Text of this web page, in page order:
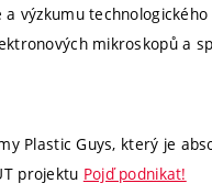
a výzkumu
mikroskopů a
Plastic Guys, který je
projektu Pojď podnikat!